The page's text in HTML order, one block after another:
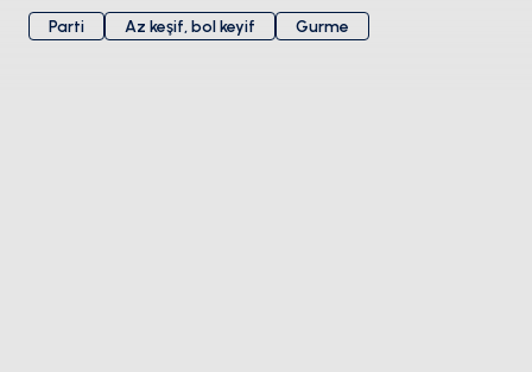
Parti Az keşif, bol keyif Gurme